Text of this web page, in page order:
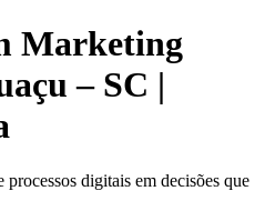
Marketing
– SC |
digitais em decisões que